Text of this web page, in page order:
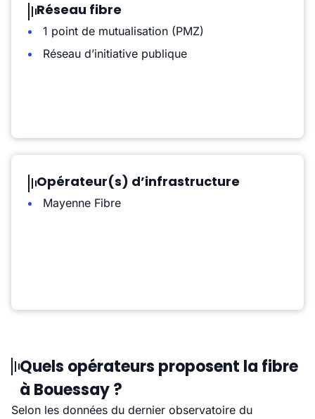
Réseau fibre
1 point de mutualisation (PMZ)
Réseau d’initiative publique
Opérateur(s) d’infrastructure
Mayenne Fibre
Quels opérateurs proposent la fibre
à Bouessay ?
Selon les données du dernier observatoire du